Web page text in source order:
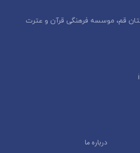
قم، موسسه فرهنگی قرآن و عترت
درباره ما